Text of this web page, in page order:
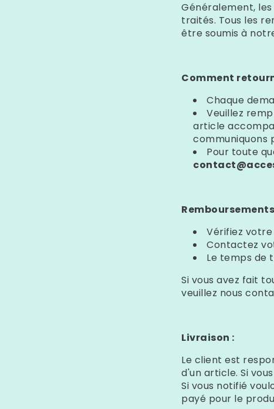
Généralement,
traités. Tous les
être soumis à
Comment
Chaque
Veuillez
article
communiquons
Pour toute
Vérifiez
Contactez
Le temps de
Si vous avez fait
veuillez nous
Livraison :
Le client est
d'un article. Si
Si vous notifié
payé pour le